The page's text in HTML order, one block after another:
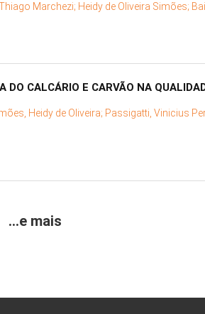
Marchezi; Heidy de Oliveira Simões;
CALCÁRIO E CARVÃO NA
Heidy de Oliveira; Passigatti, Vinicius
...e mais